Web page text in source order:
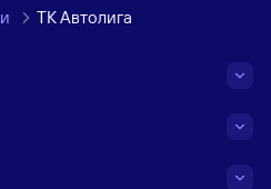
ТК Автолига